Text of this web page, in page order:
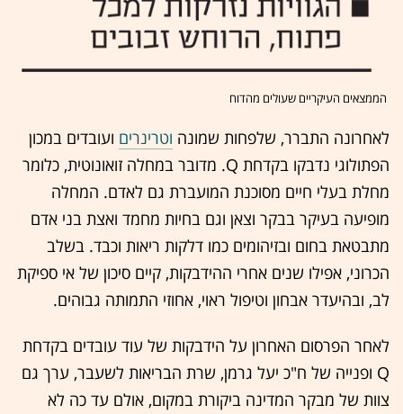
הממצאים העיקריים שעולים מהדוח
לאחרונה התברר, שלפחות שמונה וטרינרים ועובדים במכון
הפתולוגי נדבקו בקדחת Q. מדובר במחלה זואונוטית, כלומר
מחלת בעלי חיים מסוכנת המועברת גם לאדם. המחלה
מופיעה בעיקר בבקר וצאן וגם בחיות מחמד ואצת בני אדם
מתבטאת בחום ובזיהומים כמו דלקות ריאות וכבד. בשלב
הכרוני, אפילו שנים אחרי ההידבקות, קיים סיכון של אי ספיקת
לב, ובהיעדר אבחון וטיפול ראוי, אחוזי התמותה גבוהים.
לאחר הפרסום האחרון על הידבקות של עוד עובדים בקדחת
Q ופנייה של ח"כ יעל גרמן, שרת הבריאות לשעבר, ערך גם
צוות של מבקר המדינה ביקורת במקום, אולם עד כה לא